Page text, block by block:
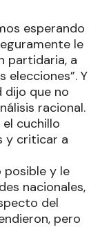
esperando
le
partidaria, a
Y
dijo que no
racional.
cuchillo
y criticar a
y le
nacionales,
del
pero